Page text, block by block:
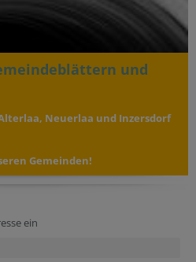
und
Neuerlaa und Inzersdorf
Gemeinden!
ein